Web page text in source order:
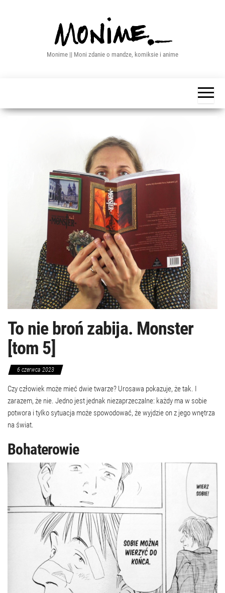
Monime || Moni zdanie o mandze, komiksie i anime
To nie broń zabija. Monster
[tom 5]
6 czerwca 2023
Czy człowiek może mieć dwie twarze? Urosawa pokazuje, że tak. I
zarazem, że nie. Jedno jest jednak niezaprzeczalne: każdy ma w sobie
potwora i tylko sytuacja może spowodować, że wyjdzie on z jego wnętrza
na świat.
Bohaterowie